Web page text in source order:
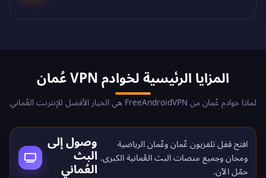
المزايا الرئيسية لخوادم VPN عُمان
لماذا خوادم عُمان من FreeAndroidVPN هي الخيار الأفضل للإنترنت العُماني
وصول إلى
البث
العُماني
افتح قفل تلفزيون عُمان وعُمان الرياضية
ومجان وجميع منصات البث العُمانية الكبرى.
حمّل الآن.